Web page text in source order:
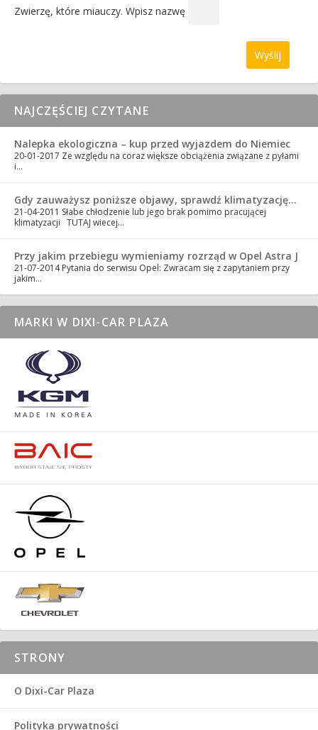
Zwierzę, które miauczy. Wpisz nazwę
NAJCZĘŚCIEJ CZYTANE
Nalepka ekologiczna – kup przed wyjazdem do Niemiec
20-01-2017 Ze względu na coraz większe obciążenia związane z pyłami
i…
Gdy zauważysz poniższe objawy, sprawdź klimatyzację…
21-04-2011 Słabe chłodzenie lub jego brak pomimo pracującej
klimatyzacji TUTAJ wiecej…
Przy jakim przebiegu wymieniamy rozrząd w Opel Astra J
21-07-2014 Pytania do serwisu Opel: Zwracam się z zapytaniem przy
jakim…
MARKI W DIXI-CAR PLAZA
STRONY
O Dixi-Car Plaza
Polityka prywatności